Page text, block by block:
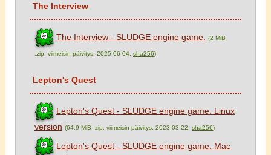
The Interview
The Interview - SLUDGE engine game. (2 MiB
.zip, viimeisin päivitys: 2025-06-04, sha256)
Lepton's Quest
Lepton's Quest - SLUDGE engine game. Linux
version (64.9 MiB .zip, viimeisin päivitys: 2023-03-22, sha256)
Lepton's Quest - SLUDGE engine game. Mac